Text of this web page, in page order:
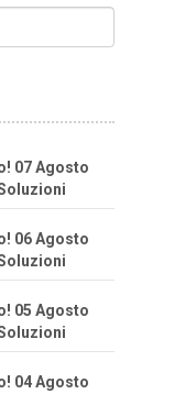
07 Agosto
06 Agosto
05 Agosto
04 Agosto